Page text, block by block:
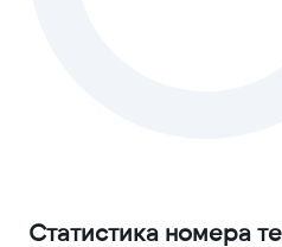
Статистика номера